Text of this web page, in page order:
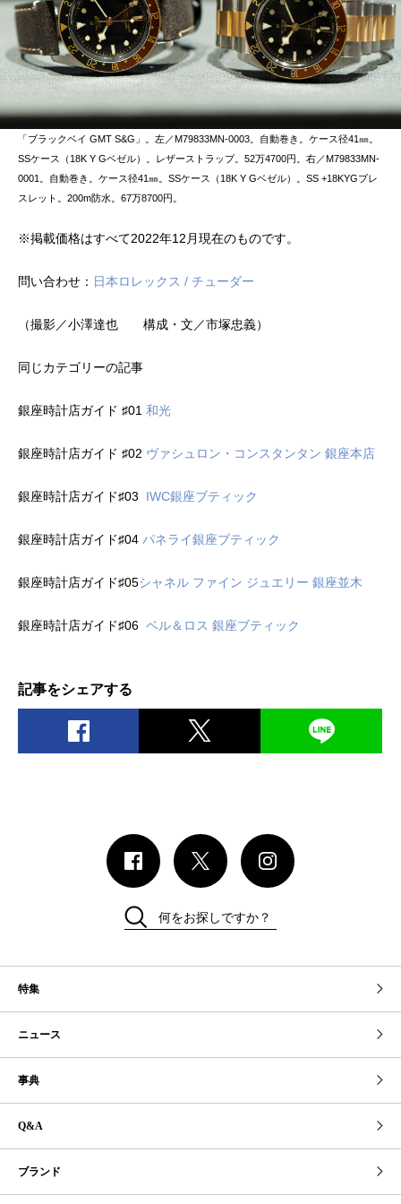
「ブラックベイ GMT S&G」。左／M79833MN-0003。自動巻き。ケース径41㎜。
SSケース（18K Y Gベゼル）。レザーストラップ。52万4700円。右／M79833MN-
0001。自動巻き。ケース径41㎜。SSケース（18K Y Gベゼル）。SS +18KYGブレ
スレット。200m防水。67万8700円。
※掲載価格はすべて2022年12月現在のものです。
問い合わせ： 日本ロレックス / チューダー
（撮影／小澤達也 構成・文／市塚忠義）
同じカテゴリーの記事
銀座時計店ガイド ♯01 和光
銀座時計店ガイド ♯02 ヴァシュロン・コンスタンタン 銀座本店
銀座時計店ガイド♯03 IWC銀座ブティック
銀座時計店ガイド♯04 パネライ銀座ブティック
銀座時計店ガイド♯05シャネル ファイン ジュエリー 銀座並木
銀座時計店ガイド♯06 ベル＆ロス 銀座ブティック
記事をシェアする
特集
ニュース
事典
Q&A
ブランド
何をお探しですか？